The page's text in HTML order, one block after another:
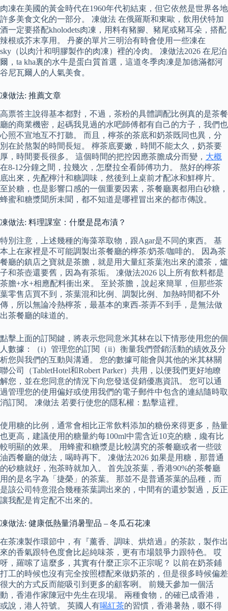
肉凍在美國的黃金時代在1960年代初結束，但它依然是世界各地
許多美食文化的一部分。 凍做法 在俄羅斯和東歐，飲用伏特加
酒一定要搭配kholodets肉凍，用料有豬腳、豬尾或豬耳朵，搭配
辣根或芥末享用。 丹麥的單片三明治有時會使用一些凍在
sky（以肉汁和明膠製作的肉凍）裡的冷肉。 凍做法2026 在尼泊
爾，ta kha裏的水牛是蛋白質首選，這道冬季肉凍是加德滿都河
谷尼瓦爾人的人氣美食。
凍做法: 推薦文章
高票答主說得基本都對，不過，茶粉的具體調配比例真的是茶餐
廳的商業機密，起碼我見過的水吧師傅都有自己的方子，我們也
心照不宣地互不打聽。 而且，檸茶的茶底和奶茶既同也異，分
別在於熬製的時間長短。 檸茶底要嫩，時間不能太久，奶茶要
厚，時間要長很多。 這個時間的把控因應茶膽成分而變， 大概
在8-12分鐘之間，拉幾次，怎麼拉全看師傅功力。 熬好的檸茶
底出來，先配檸汁和糖調味，然後到上桌前才配冰和鮮檸片。
至於糖，也是影響口感的一個重要因素，茶餐廳裏都用白砂糖，
蜂蜜和糖漿聞所未聞，都不知道是哪裡冒出來的都市傳說。
凍做法: 料理課室：什麼是昆布漬？
特別注意，上述幾種的海藻萃取物，跟Agar是不同的東西。 基
本上在家裡是不可能調製出茶餐廳的檸茶/奶茶/咖啡的。 因為茶
餐廳的鎮店之寶就是茶膽，就是用大量紅茶葉泡出來的濃茶，爐
子和茶壺還要舊，因為有茶垢。 凍做法2026 以上所有飲料都是
茶膽+水+相應配料衝出來。 至於茶膽，說起來簡單，但那些茶
葉零售店買不到，茶葉混和比例、調製比例、加熱時間都不外
傳，所以無論冷熱檸茶，最基本的東西-茶弄不到手，是無法做
出茶餐廳的味道的。
點擊上面的訂閱鍵，將表示您同意米其林在以下情形使用您的個
人數據：（i）管理您的訂閱（ii）衡量我們營銷活動的績效及分
析您與我們的互動與溝通。 您的數據可能會與其他的米其林關
聯公司（TabletHotel和Robert Parker）共用，以便我們更好地瞭
解您，並在您同意的情況下向您發送促銷優惠資訊。 您可以通
過管理您的使用偏好或使用我們的電子郵件中包含的連結隨時取
消訂閱。 凍做法 若要行使您的隱私權：點擊這裡。
使用糖的比例，通常會相比正常飲料添加的糖份來得更多，熱量
也更高，建議使用的糖量約每100ml中需含近10克的糖，纔有比
較明顯的效果。 用蜂蜜和糖漿是比較講究的茶餐廳或者一些豉
油西餐廳的做法，喝時再下。 凍做法2026 如果是用糖，那普通
的砂糖就好，泡茶時就加入。 首先說茶葉，香港90%的茶餐廳
用的是名字為「捷榮」的茶葉。 那並不是普通茶葉的品種，而
是該公司特意混合幾種茶葉調出來的，中間有的還炒製過，反正
讓我配是肯定配不出來的。
凍做法: 健康低熱量消暑聖品 – 冬瓜石花凍
在茶凍製作環節中，有『薰香、調味、烘焙過』的茶款，製作出
來的香氣跟特色度會比起純味茶，更有市場競爭力跟特色。 哎
呀，羅嗦了這麼多，其實有什麼正宗不正宗呢？ 以前在奶茶鋪
打工的時候也沒有完全按照標配來做奶茶的，但是很多時候偏差
很大的方式反而能吸引到更多的顧客咧。 前幾天參加一個活
動，香港作家陳冠中先生在現場。 兩種食物，的確已成香港，
或說，港人符號。 英國人有喝紅茶的習慣，香港暑熱，啜不得